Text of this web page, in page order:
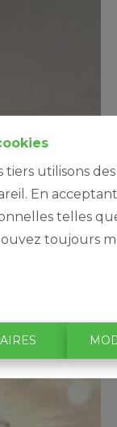
utilisons
En
telles
toujours